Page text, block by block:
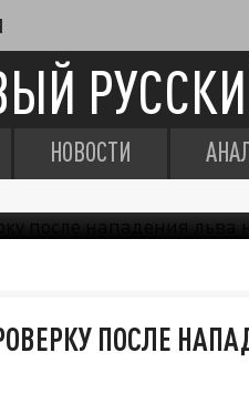
НОВОСТИ
ПОСЛЕ